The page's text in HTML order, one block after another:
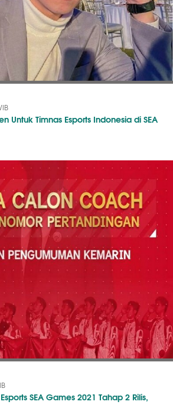
Untuk Timnas Esports Indonesia di SEA
SEA Games 2021 Tahap 2 Rilis,